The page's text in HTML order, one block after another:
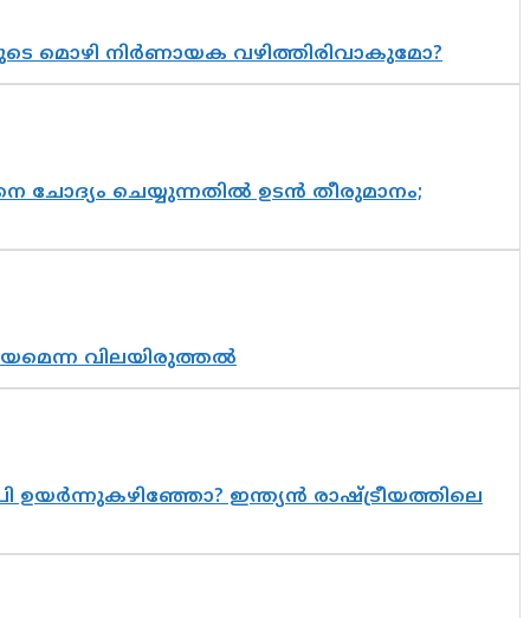
മൊഴി നിർണായക വഴിത്തിരിവാകുമോ?
ചെയ്യുന്നതിൽ ഉടൻ തീരുമാനം;
വിലയിരുത്തൽ
ഉയർന്നുകഴിഞ്ഞോ? ഇന്ത്യൻ രാഷ്ട്രീയത്തിലെ